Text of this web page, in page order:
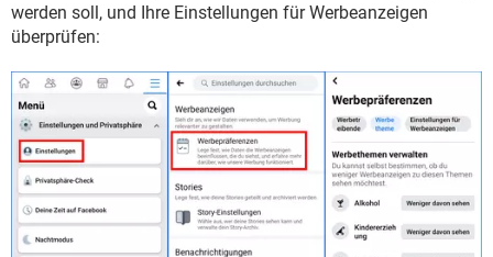
werden soll, und Ihre Einstellungen für Werbeanzeigen
überprüfen: